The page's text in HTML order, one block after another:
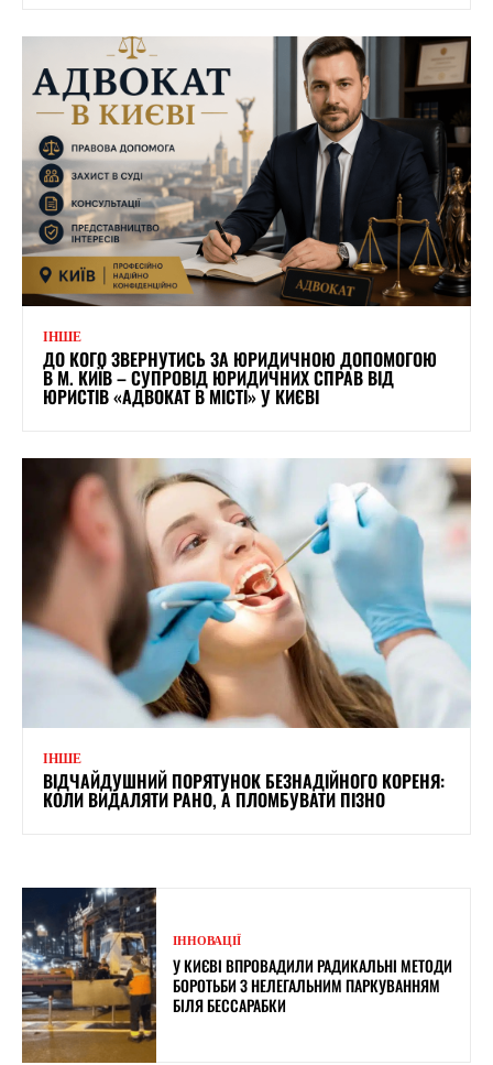
ІНШЕ
ДО КОГО ЗВЕРНУТИСЬ ЗА ЮРИДИЧНОЮ ДОПОМОГОЮ
В М. КИЇВ – СУПРОВІД ЮРИДИЧНИХ СПРАВ ВІД
ЮРИСТІВ «АДВОКАТ В МІСТІ» У КИЄВІ
ІНШЕ
ВІДЧАЙДУШНИЙ ПОРЯТУНОК БЕЗНАДІЙНОГО КОРЕНЯ:
КОЛИ ВИДАЛЯТИ РАНО, А ПЛОМБУВАТИ ПІЗНО
ІННОВАЦІЇ
У КИЄВІ ВПРОВАДИЛИ РАДИКАЛЬНІ МЕТОДИ
БОРОТЬБИ З НЕЛЕГАЛЬНИМ ПАРКУВАННЯМ
БІЛЯ БЕССАРАБКИ